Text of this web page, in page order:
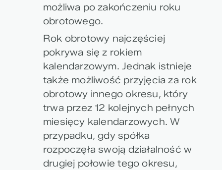
możliwa po zakończeniu roku
obrotowego.
Rok obrotowy najczęściej
pokrywa się z rokiem
kalendarzowym. Jednak istnieje
także możliwość przyjęcia za rok
obrotowy innego okresu, który
trwa przez 12 kolejnych pełnych
miesięcy kalendarzowych. W
przypadku, gdy spółka
rozpoczęła swoją działalność w
drugiej połowie tego okresu,